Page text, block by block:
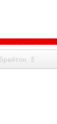
Брайтон 5